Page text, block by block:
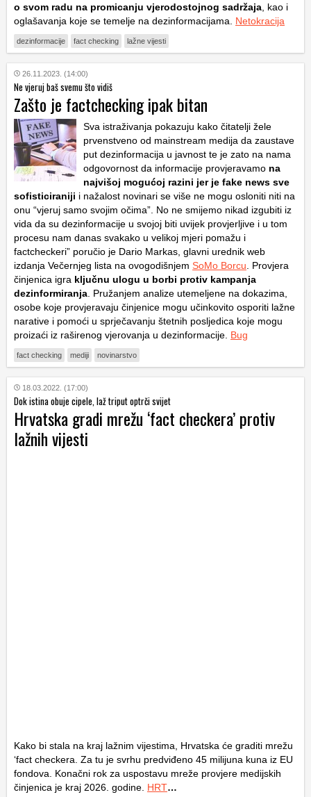
o svom radu na promicanju vjerodostojnog sadržaja, kao i
oglašavanja koje se temelje na dezinformacijama. Netokracija
dezinformacije fact checking lažne vijesti
26.11.2023. (14:00)
Ne vjeruj baš svemu što vidiš
Zašto je factchecking ipak bitan
Sva istraživanja pokazuju kako čitatelji žele
prvenstveno od mainstream medija da zaustave
put dezinformacija u javnost te je zato na nama
odgovornost da informacije provjeravamo na
najvišoj mogućoj razini jer je fake news sve
sofisticiraniji i nažalost novinari se više ne mogu osloniti niti na
onu “vjeruj samo svojim očima”. No ne smijemo nikad izgubiti iz
vida da su dezinformacije u svojoj biti uvijek provjerljive i u tom
procesu nam danas svakako u velikoj mjeri pomažu i
factcheckeri” poručio je Dario Markas, glavni urednik web
izdanja Večernjeg lista na ovogodišnjem SoMo Borcu. Provjera
činjenica igra ključnu ulogu u borbi protiv kampanja
dezinformiranja. Pružanjem analize utemeljene na dokazima,
osobe koje provjeravaju činjenice mogu učinkovito osporiti lažne
narative i pomoći u sprječavanju štetnih posljedica koje mogu
proizaći iz raširenog vjerovanja u dezinformacije. Bug
fact checking mediji novinarstvo
18.03.2022. (17:00)
Dok istina obuje cipele, laž triput optrči svijet
Hrvatska gradi mrežu ‘fact checkera’ protiv
lažnih vijesti
Kako bi stala na kraj lažnim vijestima, Hrvatska će graditi mrežu
‘fact checkera. Za tu je svrhu predviđeno 45 milijuna kuna iz EU
fondova. Konačni rok za uspostavu mreže provjere medijskih
činjenica je kraj 2026. godine. HRT…